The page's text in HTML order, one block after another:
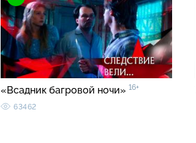
«Всадник багровой ночи» 16+
63462